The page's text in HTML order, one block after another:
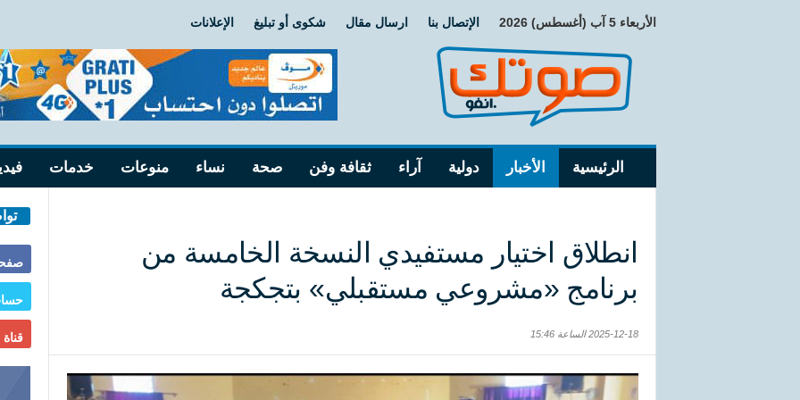
الأربعاء 5 آب (أغسطس) 2026 الإتصال بنا ارسال مقال شكوى أو تبليغ الإعلانات
الرئيسية الأخبار دولية آراء ثقافة وفن صحة نساء منوعات خدمات
انطلاق اختيار مستفيدي النسخة الخامسة من
برنامج «مشروعي مستقبلي» بتجكجة
2025-12-18 الساعة 15:46